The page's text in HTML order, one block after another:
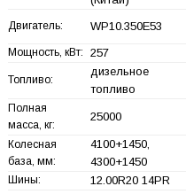
Двигатель: WP10.350E53
Мощность, кВт: 257
Топливо:
дизельное
топливо
Полная
масса, кг:
25000
Колесная
база, мм:
4100+1450,
4300+1450
Шины: 12.00R20 14PR